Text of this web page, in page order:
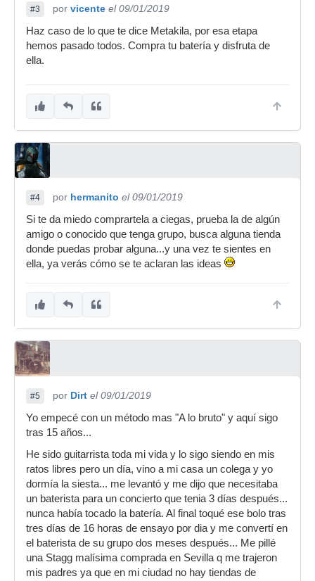
#3 por vicente el 09/01/2019
Haz caso de lo que te dice Metakila, por esa etapa
hemos pasado todos. Compra tu batería y disfruta de
ella.
#4 por hermanito el 09/01/2019
Si te da miedo comprartela a ciegas, prueba la de algún
amigo o conocido que tenga grupo, busca alguna tienda
donde puedas probar alguna...y una vez te sientes en
ella, ya verás cómo se te aclaran las ideas
#5 por Dirt el 09/01/2019
Yo empecé con un método mas "A lo bruto" y aquí sigo
tras 15 años...
He sido guitarrista toda mi vida y lo sigo siendo en mis
ratos libres pero un día, vino a mi casa un colega y yo
dormía la siesta... me levantó y me dijo que necesitaba
un baterista para un concierto que tenia 3 días después...
nunca había tocado la batería. Al final toqué ese bolo tras
tres días de 16 horas de ensayo por dia y me convertí en
el baterista de su grupo dos meses después... Me pillé
una Stagg malísima comprada en Sevilla q me trajeron
mis padres ya que en mi ciudad no hay tiendas de